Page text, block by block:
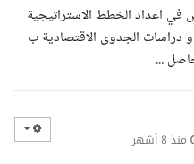
اعداد الخطط الاستراتيجية
دراسات الجدوى الاقتصادية ب
...
منذ 8 أشهر